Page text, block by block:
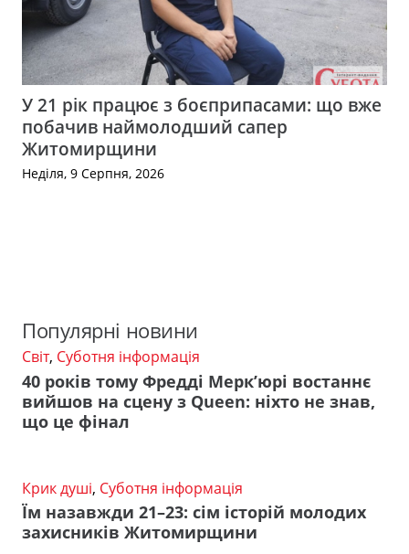
У 21 рік працює з боєприпасами: що вже
побачив наймолодший сапер
Житомирщини
Неділя, 9 Серпня, 2026
Популярні новини
Світ, Суботня інформація
40 років тому Фредді Мерк’юрі востаннє
вийшов на сцену з Queen: ніхто не знав,
що це фінал
Крик душі, Суботня інформація
Їм назавжди 21–23: сім історій молодих
захисників Житомирщини